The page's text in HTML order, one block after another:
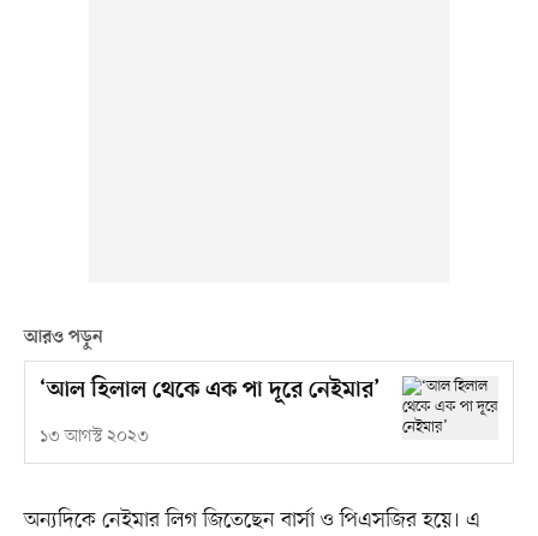
আরও পড়ুন
‘আল হিলাল থেকে এক পা দূরে নেইমার’
১৩ আগস্ট ২০২৩
অন্যদিকে নেইমার লিগ জিতেছেন বার্সা ও পিএসজির হয়ে। এ